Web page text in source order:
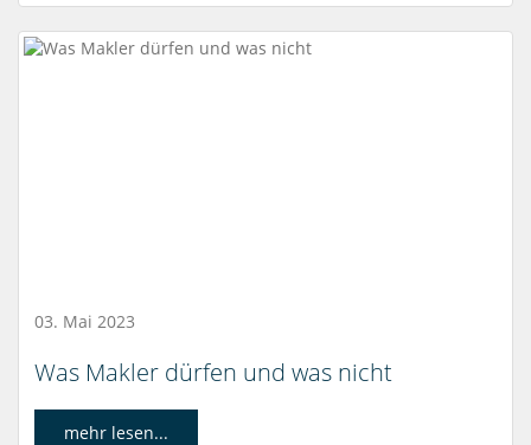
03. Mai 2023
Was Makler dürfen und was nicht
mehr lesen...